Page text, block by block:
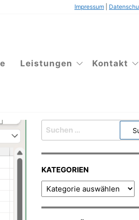
Impressum
Leistungen Kontakt
SUCHEN
KATEGORIEN
KATEGORIEN